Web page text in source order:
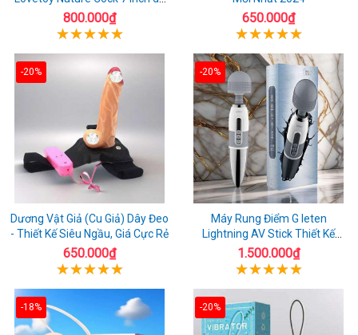
đen
800.000₫ 650.000₫
-20%
Dương Vật Giả (Cu Giả) Dây Đeo
- Thiết Kế Siêu Ngầu, Giá Cực Rẻ
650.000₫
-20%
Máy Rung Điểm G leten
Lightning AV Stick Thiết Kế
Thông Minh
1.500.000₫
-18% -20%